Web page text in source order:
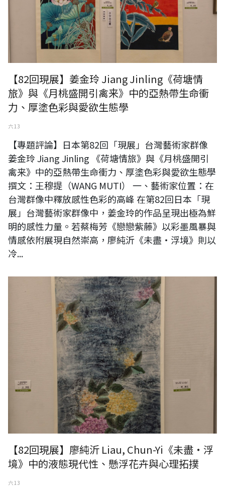
【82回現展】姜金玲 Jiang Jinling《荷塘情
旅》與《月桃盛開引禽来》中的亞熱帶生命衝
力、厚塗色彩與愛欲生態學
六 13
【專題評論】日本第82回「現展」台灣藝術家群像
姜金玲 Jiang Jinling 《荷塘情旅》與《月桃盛開引
禽来》中的亞熱帶生命衝力、厚塗色彩與愛欲生態學
撰文：王穆提（WANG MUTI） 一、藝術家位置：在
台灣群像中釋放感性色彩的高峰 在第82回日本「現
展」台灣藝術家群像中，姜金玲的作品呈現出極為鮮
明的感性力量。若蔡梅芳《戀戀紫藤》以彩墨風暴與
情感依附展現自然崇高，廖純沂《未盡・浮境》則以
冷...
【82回現展】廖純沂 Liau, Chun-Yi《未盡・浮
境》中的液態現代性、懸浮花卉與心理拓撲
六 13